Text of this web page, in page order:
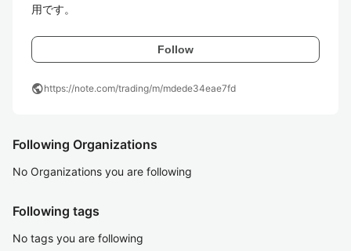
用です。
Follow
publichttps://note.com/trading/m/mdede34eae7fd
Following Organizations
No Organizations you are following
Following tags
No tags you are following